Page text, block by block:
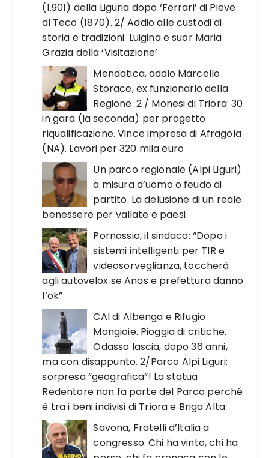
(1.901) della Liguria dopo ‘Ferrari’ di Pieve
di Teco (1870). 2/ Addio alle custodi di
storia e tradizioni. Luigina e suor Maria
Grazia della ‘Visitazione’
Mendatica, addio Marcello
Storace, ex funzionario della
Regione. 2 / Monesi di Triora: 30
in gara (la seconda) per progetto
riqualificazione. Vince impresa di Afragola
(NA). Lavori per 320 mila euro
Un parco regionale (Alpi Liguri)
a misura d’uomo o feudo di
partito. La delusione di un reale
benessere per vallate e paesi
Pornassio, il sindaco: “Dopo i
sistemi intelligenti per TIR e
videosorveglianza, toccherà
agli autovelox se Anas e prefettura danno
l’ok”
CAI di Albenga e Rifugio
Mongioie. Pioggia di critiche.
Odasso lascia, dopo 36 anni,
ma con disappunto. 2/Parco Alpi Liguri:
sorpresa “geografica”! La statua
Redentore non fa parte del Parco perché
è tra i beni indivisi di Triora e Briga Alta
Savona, Fratelli d’Italia a
congresso. Chi ha vinto, chi ha